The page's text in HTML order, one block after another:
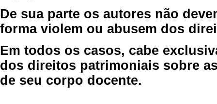
De sua parte os autores não
forma violem ou abusem dos
Em todos os casos, cabe
dos direitos patrimoniais sobre
de seu corpo docente.